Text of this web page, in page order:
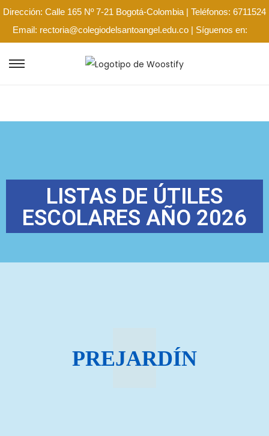
Dirección: Calle 165 Nº 7-21 Bogotá-Colombia | Teléfonos: 6711524
Email: rectoria@colegiodelsantoangel.edu.co | Síguenos en:
LISTAS DE ÚTILES
ESCOLARES AÑO 2026
PREJARDÍN